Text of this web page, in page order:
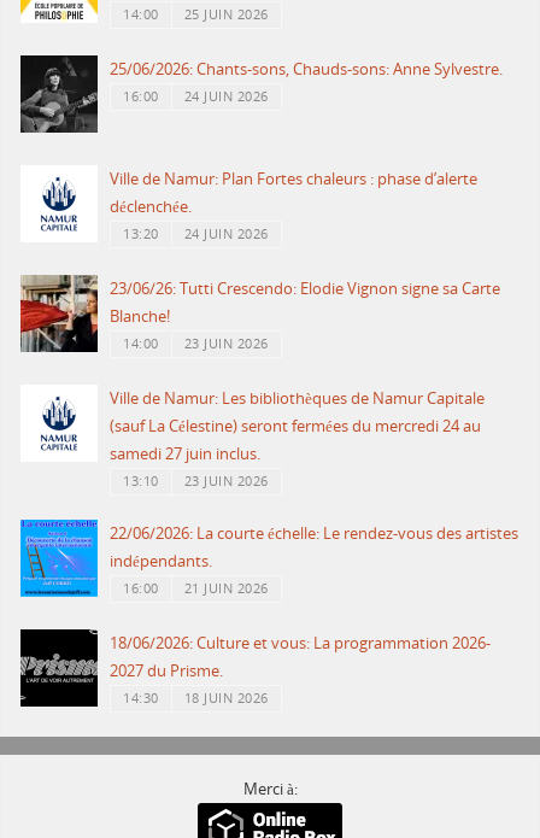
14:00 25 JUIN 2026
25/06/2026: Chants-sons, Chauds-sons: Anne Sylvestre.
16:00 24 JUIN 2026
Ville de Namur: Plan Fortes chaleurs : phase d’alerte
déclenchée.
13:20 24 JUIN 2026
23/06/26: Tutti Crescendo: Elodie Vignon signe sa Carte
Blanche!
14:00 23 JUIN 2026
Ville de Namur: Les bibliothèques de Namur Capitale
(sauf La Célestine) seront fermées du mercredi 24 au
samedi 27 juin inclus.
13:10 23 JUIN 2026
22/06/2026: La courte échelle: Le rendez-vous des artistes
indépendants.
16:00 21 JUIN 2026
18/06/2026: Culture et vous: La programmation 2026-
2027 du Prisme.
14:30 18 JUIN 2026
Merci à: